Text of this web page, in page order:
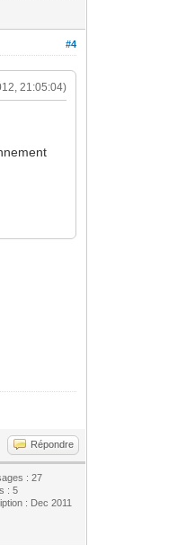
#4
21:05:04)
Répondre
: 27
: 5
: Dec 2011